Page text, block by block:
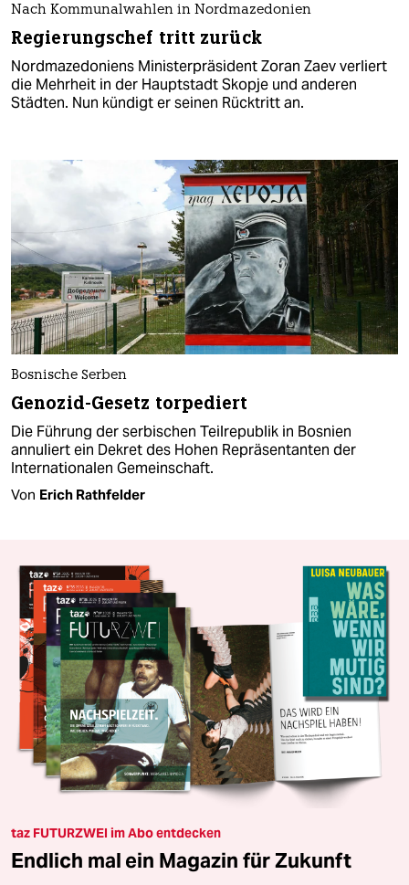
Nach Kommunalwahlen in Nordmazedonien
Regierungschef tritt zurück
Nordmazedoniens Ministerpräsident Zoran Zaev verliert
die Mehrheit in der Hauptstadt Skopje und anderen
Städten. Nun kündigt er seinen Rücktritt an.
Bosnische Serben
Genozid-Gesetz torpediert
Die Führung der serbischen Teilrepublik in Bosnien
annuliert ein Dekret des Hohen Repräsentanten der
Internationalen Gemeinschaft.
Von Erich Rathfelder
taz FUTURZWEI im Abo entdecken
Endlich mal ein Magazin für Zukunft